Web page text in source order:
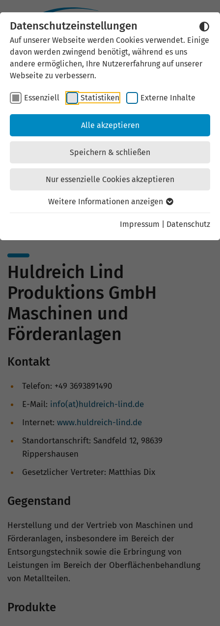
Datenschutzeinstellungen
Auf unserer Webseite werden Cookies verwendet. Einige
davon werden zwingend benötigt, während es uns
andere ermöglichen, Ihre Nutzererfahrung auf unserer
Webseite zu verbessern.
Essenziell Statistiken Externe Inhalte
Alle akzeptieren
Speichern & schließen
Nur essenzielle Cookies akzeptieren
Weitere Informationen anzeigen
Impressum Datenschutz
Externen Inhalt laden
Wir verwenden auf unserer
Website externe Inhalte, um Ihnen
zusätzliche Informationen
anzubieten. Einige externe Inhalte
(z.B. Google Maps, Youtube)
können persönliche Daten (z.B. IP-
Mit der Bestätigung erklären Sie
Huldreich Lind
Produktions GmbH
Maschinen und
Förderanlagen
Kontakt
Telefon: +49 3693891490
E-Mail: info(at)huldreich-lind.de
Internet: www.huldreich-lind.de
Standortanschrift: Sandfeld 12, 98639
Rippershausen
Gesetzlicher Vertreter: Matthias Dix
Gegenstand
Herstellung und der Vertrieb von Maschinen und
Förderanlagen, insbesondere im Bereich der
Entsorgungstechnik sowie die Erbringung von
Leistungen im Bereich der Oberflächenbehandlung
von Metallteilen.
Produkte